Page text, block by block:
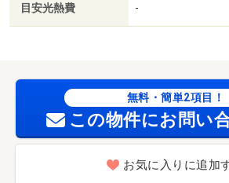
目安光熱費 -
無料・簡単2項目！
この物件にお問い
お気に入りに追加